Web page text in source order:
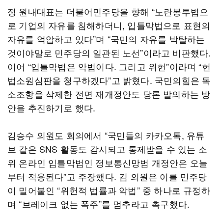
정 원내대표는 더불어민주당을 향해 “노란봉투법으
로 기업의 자유를 침해하더니, 입틀막법으로 표현의
자유를 억압하고 있다”며 “국민의 자유를 박탈하는
것이야말로 민주당의 일관된 노선”이라고 비판했다.
이어 “입틀막법은 악법이다. 그리고 위헌”이라며 “헌
법소원심판을 청구하겠다”고 밝혔다. 국민의힘은 독
소조항을 삭제한 전면 재개정안도 당론 발의하는 방
안을 추진하기로 했다.
김승수 의원도 회의에서 “국민들의 카카오톡, 유튜
브 같은 SNS 활동도 감시되고 통제받을 수 있는 소
위 온라인 입틀막법인 정보통신망법 개정안은 오늘
부터 적용된다”고 주장했다. 김 의원은 이를 민주당
이 밀어붙인 “위헌적 법률과 악법” 중 하나로 규정하
며 “브레이크 없는 폭주”를 멈추라고 촉구했다.